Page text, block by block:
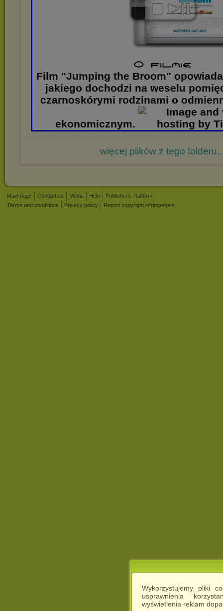
Wykorzystujemy pliki
usprawnienia
wyświetlenia reklam
Film "Jumping the Broom"
jakiego dochodzi na weselu
czarnoskórymi rodzinami o
ekonomicznym.
więcej plików z tego
Main page Contact us Media Help
Publishers Platform
Terms and conditions
Privacy policy Report copyright infringement